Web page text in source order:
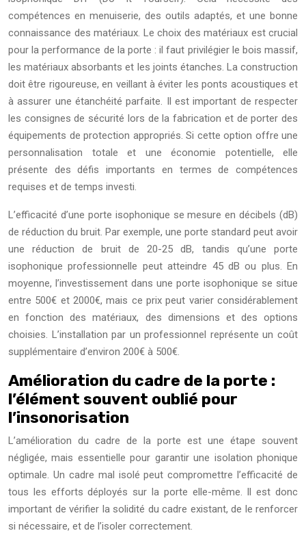
compétences en menuiserie, des outils adaptés, et une bonne
connaissance des matériaux. Le choix des matériaux est crucial
pour la performance de la porte : il faut privilégier le bois massif,
les matériaux absorbants et les joints étanches. La construction
doit être rigoureuse, en veillant à éviter les ponts acoustiques et
à assurer une étanchéité parfaite. Il est important de respecter
les consignes de sécurité lors de la fabrication et de porter des
équipements de protection appropriés. Si cette option offre une
personnalisation totale et une économie potentielle, elle
présente des défis importants en termes de compétences
requises et de temps investi.
L’efficacité d’une porte isophonique se mesure en décibels (dB)
de réduction du bruit. Par exemple, une porte standard peut avoir
une réduction de bruit de 20-25 dB, tandis qu’une porte
isophonique professionnelle peut atteindre 45 dB ou plus. En
moyenne, l’investissement dans une porte isophonique se situe
entre 500€ et 2000€, mais ce prix peut varier considérablement
en fonction des matériaux, des dimensions et des options
choisies. L’installation par un professionnel représente un coût
supplémentaire d’environ 200€ à 500€.
Amélioration du cadre de la porte :
l’élément souvent oublié pour
l’insonorisation
L’amélioration du cadre de la porte est une étape souvent
négligée, mais essentielle pour garantir une isolation phonique
optimale. Un cadre mal isolé peut compromettre l’efficacité de
tous les efforts déployés sur la porte elle-même. Il est donc
important de vérifier la solidité du cadre existant, de le renforcer
si nécessaire, et de l’isoler correctement.